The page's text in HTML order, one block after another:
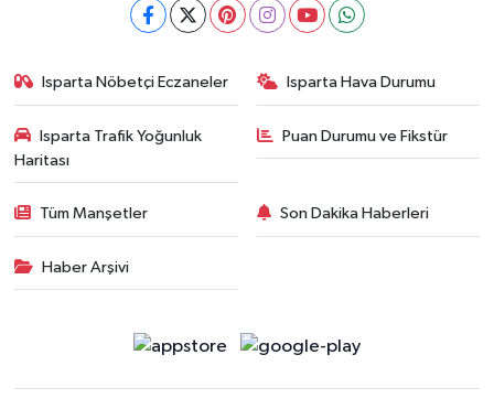
Isparta Nöbetçi Eczaneler Isparta Hava Durumu
Isparta Trafik Yoğunluk
Haritası
Puan Durumu ve Fikstür
Tüm Manşetler Son Dakika Haberleri
Haber Arşivi